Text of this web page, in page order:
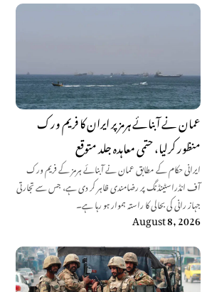
عمان نے آبنائے ہرمز پر ایران کا فریم ورک
منظور کرلیا، حتمی معاہدہ جلد متوقع
ایرانی حکام کے مطابق عمان نے آبنائے ہرمز کے فریم ورک
آف انڈراسٹینڈنگ پر رضامندی ظاہر کر دی ہے، جس سے تجارتی
جہاز رانی کی بحالی کا راستہ ہموار ہو رہا ہے۔
August 8, 2026